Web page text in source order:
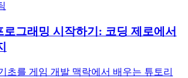
로그래밍 시작하기: 코딩 제로에서
초를 게임 개발 맥락에서 배우는 튜토리